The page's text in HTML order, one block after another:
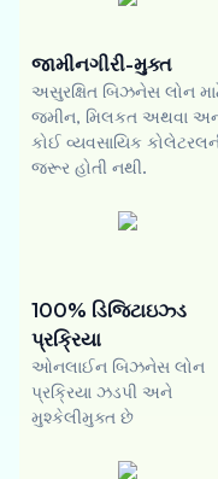
જામીનગીરી-મુક્ત
અસુરક્ષિત બિઝનેસ લોન
જમીન, મિલકત અથવા
કોઈ વ્યવસાયિક
જરૂર હોતી નથી.
100% ડિજિટાઇઝ્ડ
પ્રક્રિયા
ઓનલાઈન બિઝનેસ લોન
પ્રક્રિયા ઝડપી અને
મુશ્કેલીમુક્ત છે